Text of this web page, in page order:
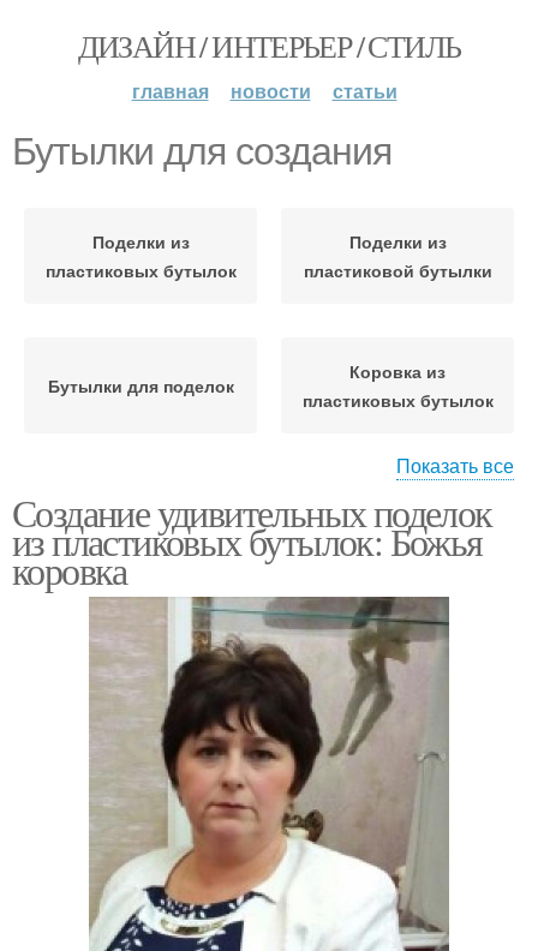
ДИЗАЙН / ИНТЕРЬЕР / СТИЛЬ
главная новости статьи
Бутылки для создания
Поделки из
пластиковых бутылок
Поделки из
пластиковой бутылки
Бутылки для поделок
Коровка из
пластиковых бутылок
бутылок
Бутылка из полотенца
Веревка из
пластиковых бутылок
Сетка из пластиковых
бутылок
Пластиковая бутылка Пластиковые бутылки
Рабица из пластиковых
бутылок
Нитки из пластиковых
бутылок
Показать все
Создание удивительных поделок
из пластиковых бутылок: Божья
коровка